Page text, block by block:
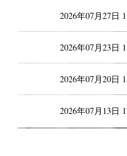
2026年07月27日
2026年07月23日
2026年07月20日
2026年07月13日